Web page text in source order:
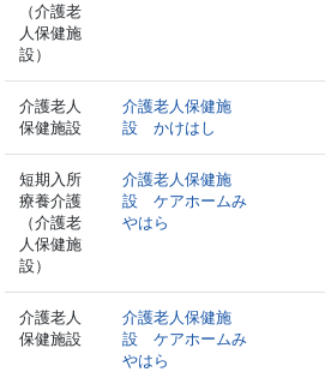
（介護老
人保健施
設）
介護老人
保健施設
介護老人保健施
設 かけはし
短期入所
療養介護
（介護老
人保健施
設）
介護老人保健施
設 ケアホームみ
やはら
介護老人
保健施設
介護老人保健施
設 ケアホームみ
やはら